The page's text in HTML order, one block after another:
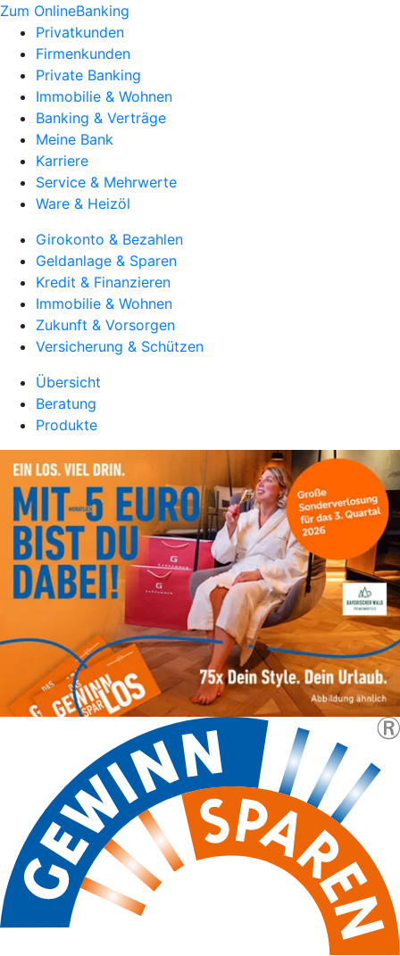
Zum OnlineBanking
Privatkunden
Firmenkunden
Private Banking
Immobilie & Wohnen
Banking & Verträge
Meine Bank
Karriere
Service & Mehrwerte
Ware & Heizöl
Girokonto & Bezahlen
Geldanlage & Sparen
Kredit & Finanzieren
Immobilie & Wohnen
Zukunft & Vorsorgen
Versicherung & Schützen
Übersicht
Beratung
Produkte